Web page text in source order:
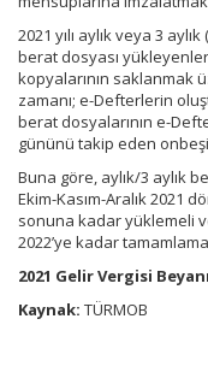
2021 yılı aylık veya 3
berat dosyası
kopyalarının saklanmak
zamanı; e-Defterlerin
berat dosyalarının e-
gününü takip eden
Buna göre, aylık/3 aylık
Ekim-Kasım-Aralık 2021
sonuna kadar yüklemeli
2022’ye kadar
2021 Gelir Vergisi
Kaynak: TÜRMOB